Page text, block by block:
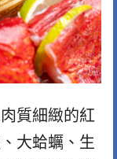
質細緻的紅
大蛤蠣、生